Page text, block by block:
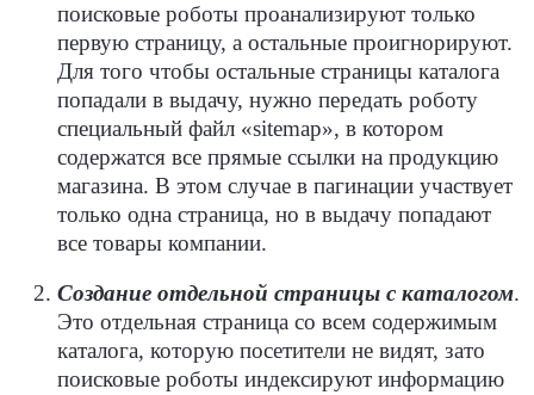
поисковые роботы проанализируют только
первую страницу, а остальные проигнорируют.
Для того чтобы остальные страницы каталога
попадали в выдачу, нужно передать роботу
специальный файл «sitemap», в котором
содержатся все прямые ссылки на продукцию
магазина. В этом случае в пагинации участвует
только одна страница, но в выдачу попадают
все товары компании.
Создание отдельной страницы с каталогом.
Это отдельная страница со всем содержимым
каталога, которую посетители не видят, зато
поисковые роботы индексируют информацию